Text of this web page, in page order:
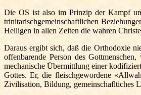
Die OS ist also im Prinzip der Kampf
trinitarischgemeinschaftlichen
Heiligen in allen Zeiten die wahren
Daraus ergibt sich, daß die Orthodoxie
offenbarende Person des
mechanische Übermittlung einer
Gottes. Er, die fleischgewordene
Zivilisation, Bildung, gemeinschafltiches